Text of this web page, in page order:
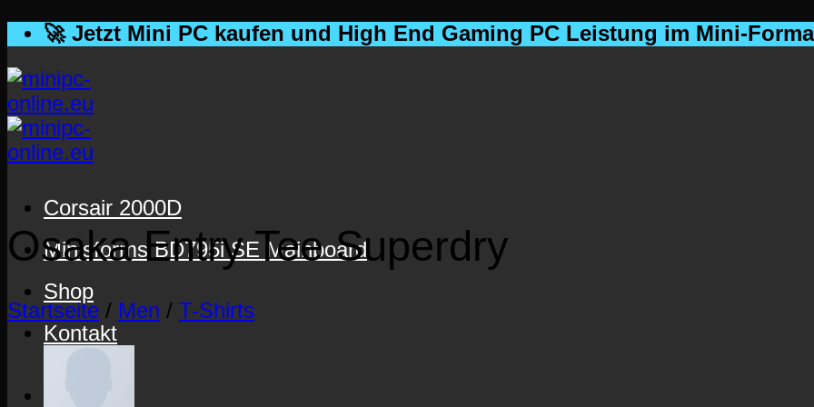
Zum
springen
🚀 Jetzt Mini PC kaufen und High End Gaming PC Leistung im Mini-
Corsair 2000D
Minisforms BD795i SE Mainboard
Shop
Kontakt
Menü
Osaka Entry Tee Superdry
Startseite / Men / T-Shirts